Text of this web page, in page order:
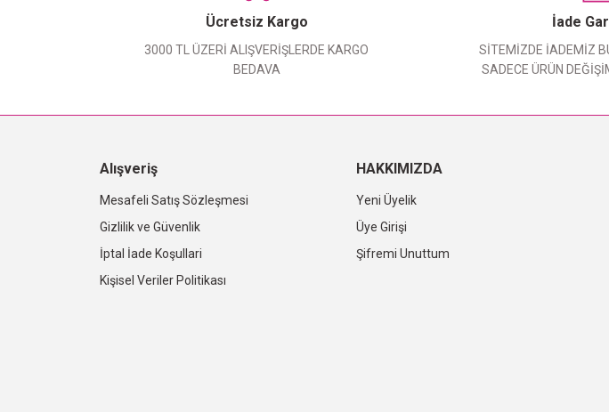
Yorum
Ücretsiz Kargo
3000 TL ÜZERİ ALIŞVERİŞLERDE KARGO
BEDAVA
İade
SİTEMİZDE İADEMİZ
SADECE ÜRÜN
Alışveriş
Mesafeli Satış Sözleşmesi
Gizlilik ve Güvenlik
İptal İade Koşullari
Kişisel Veriler Politikası
HAKKIMIZDA
Yeni Üyelik
Üye Girişi
Şifremi Unuttum